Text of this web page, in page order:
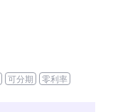
可分期 零利率